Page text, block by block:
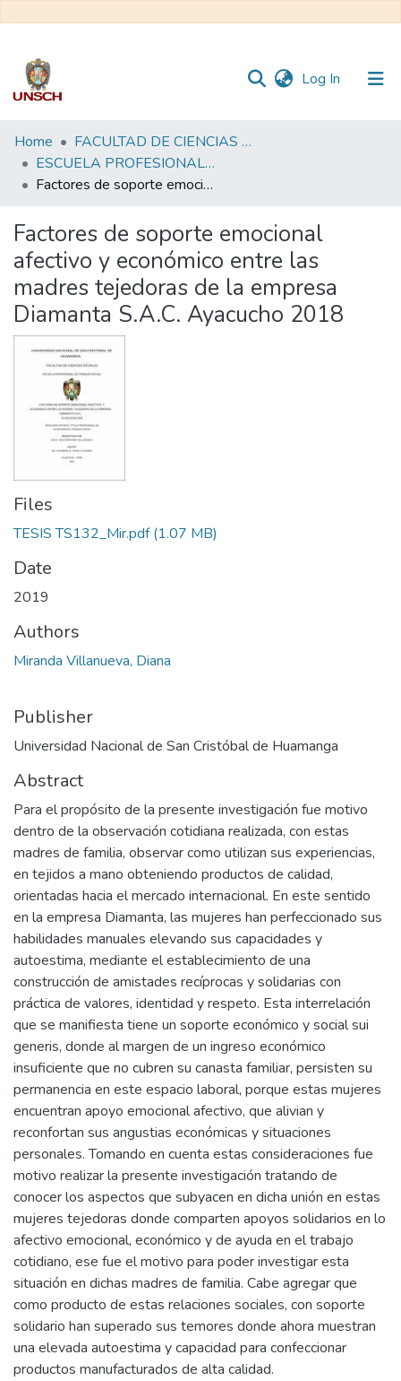
Log In (current)
Communities
&
Collections
Statistics
Home
FACULTAD DE CIENCIAS SOCIALES
ESCUELA PROFESIONAL DE TRABAJO SOCIAL
Factores de soporte emocional afectivo y económico entre las madres tejedoras de la empresa Diamanta S.A.C. Ayacucho 2018
Factores de soporte emocional
afectivo y económico entre las
madres tejedoras de la empresa
Diamanta S.A.C. Ayacucho 2018
Files
TESIS TS132_Mir.pdf(1.07 MB)
Date
2019
Authors
Miranda Villanueva, Diana
Publisher
Universidad Nacional de San Cristóbal de Huamanga
Abstract
Para el propósito de la presente investigación fue motivo
dentro de la observación cotidiana realizada, con estas
madres de familia, observar como utilizan sus experiencias,
en tejidos a mano obteniendo productos de calidad,
orientadas hacia el mercado internacional. En este sentido
en la empresa Diamanta, las mujeres han perfeccionado sus
habilidades manuales elevando sus capacidades y
autoestima, mediante el establecimiento de una
construcción de amistades recíprocas y solidarias con
práctica de valores, identidad y respeto. Esta interrelación
que se manifiesta tiene un soporte económico y social sui
generis, donde al margen de un ingreso económico
insuficiente que no cubren su canasta familiar, persisten su
permanencia en este espacio laboral, porque estas mujeres
encuentran apoyo emocional afectivo, que alivian y
reconfortan sus angustias económicas y situaciones
personales. Tomando en cuenta estas consideraciones fue
motivo realizar la presente investigación tratando de
conocer los aspectos que subyacen en dicha unión en estas
mujeres tejedoras donde comparten apoyos solidarios en lo
afectivo emocional, económico y de ayuda en el trabajo
cotidiano, ese fue el motivo para poder investigar esta
situación en dichas madres de familia. Cabe agregar que
como producto de estas relaciones sociales, con soporte
solidario han superado sus temores donde ahora muestran
una elevada autoestima y capacidad para confeccionar
productos manufacturados de alta calidad.